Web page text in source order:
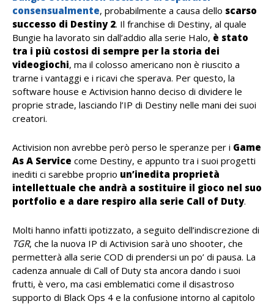
consensualmente, probabilmente a causa dello scarso
successo di Destiny 2. Il franchise di Destiny, al quale
Bungie ha lavorato sin dall’addio alla serie Halo, è stato
tra i più costosi di sempre per la storia dei
videogiochi, ma il colosso americano non è riuscito a
trarne i vantaggi e i ricavi che sperava. Per questo, la
software house e Activision hanno deciso di dividere le
proprie strade, lasciando l’IP di Destiny nelle mani dei suoi
creatori.
Activision non avrebbe però perso le speranze per i Game
As A Service come Destiny, e appunto tra i suoi progetti
inediti ci sarebbe proprio un’inedita proprietà
intellettuale che andrà a sostituire il gioco nel suo
portfolio e a dare respiro alla serie Call of Duty.
Molti hanno infatti ipotizzato, a seguito dell’indiscrezione di
TGR, che la nuova IP di Activision sarà uno shooter, che
permetterà alla serie COD di prendersi un po’ di pausa. La
cadenza annuale di Call of Duty sta ancora dando i suoi
frutti, è vero, ma casi emblematici come il disastroso
supporto di Black Ops 4 e la confusione intorno al capitolo